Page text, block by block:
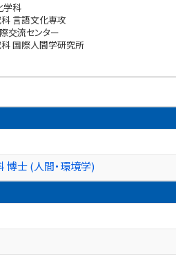
学科
言語文化専攻
交流センター
国際人間学研究所
博士 (人間・環境学)